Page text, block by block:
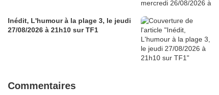
Inédit, L'humour à la plage 3, le jeudi
27/08/2026 à 21h10 sur TF1
Commentaires